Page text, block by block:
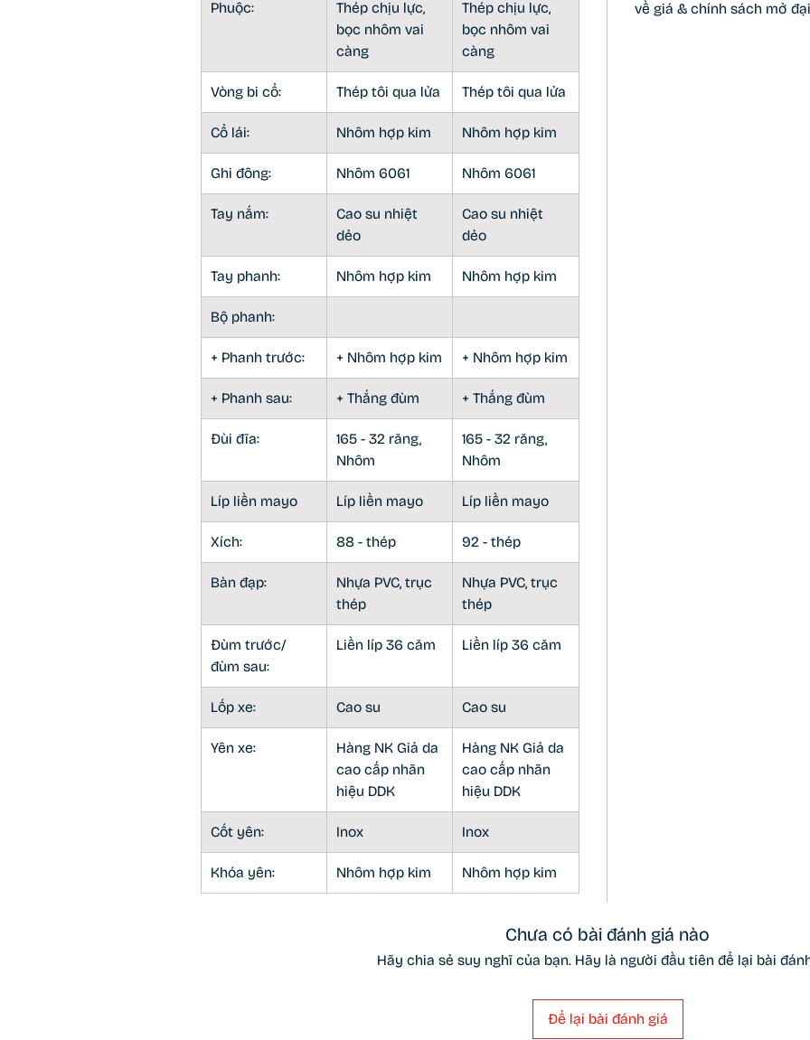
Phuộc:
Thép chịu lực,
bọc nhôm vai
càng
Thép chịu lực,
bọc nhôm vai
càng
Vòng bi cổ: Thép tôi qua lửa Thép tôi qua lửa
Cổ lái: Nhôm hợp kim Nhôm hợp kim
Ghi đông: Nhôm 6061 Nhôm 6061
Tay nắm:
Cao su nhiệt
dẻo
Cao su nhiệt
dẻo
Tay phanh: Nhôm hợp kim Nhôm hợp kim
Bộ phanh:
+ Phanh trước: + Nhôm hợp kim + Nhôm hợp kim
+ Phanh sau: + Thắng đùm + Thắng đùm
Đùi đĩa:
165 - 32 răng,
Nhôm
165 - 32 răng,
Nhôm
Líp liền mayo Líp liền mayo Líp liền mayo
Xích: 88 - thép 92 - thép
Bàn đạp:
Nhựa PVC, trục
thép
Nhựa PVC, trục
thép
Đùm trước/
đùm sau:
Liền líp 36 căm Liền líp 36 căm
Lốp xe: Cao su Cao su
Yên xe:
Hàng NK Giả da
cao cấp nhãn
hiệu DDK
Hàng NK Giả da
cao cấp nhãn
hiệu DDK
Cốt yên: Inox Inox
Khóa yên: Nhôm hợp kim Nhôm hợp kim
về giá & chính sách mở
Chưa có bài đánh giá nào
Hãy chia sẻ suy nghĩ của bạn. Hãy là người đầu tiên để lại bài
Để lại bài đánh giá